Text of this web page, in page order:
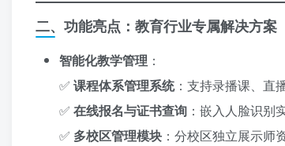
二、功能亮点：教育行业专属解决方案
智能化教学管理 ：
✅ ​ 课程体系管理系统：支持录播课、直
✅ ​ 在线报名与证书查询 ：嵌入人脸识别
✅ ​ 多校区管理模块 ：分校区独立展示师